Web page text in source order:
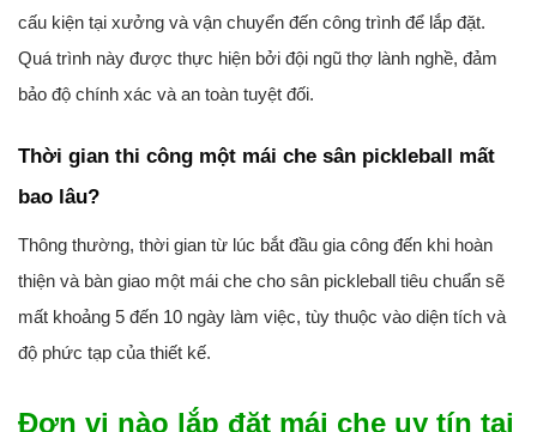
cấu kiện tại xưởng và vận chuyển đến công trình để lắp đặt.
Quá trình này được thực hiện bởi đội ngũ thợ lành nghề, đảm
bảo độ chính xác và an toàn tuyệt đối.
Thời gian thi công một mái che sân pickleball mất
bao lâu?
Thông thường, thời gian từ lúc bắt đầu gia công đến khi hoàn
thiện và bàn giao một mái che cho sân pickleball tiêu chuẩn sẽ
mất khoảng 5 đến 10 ngày làm việc, tùy thuộc vào diện tích và
độ phức tạp của thiết kế.
Đơn vị nào lắp đặt mái che uy tín tại